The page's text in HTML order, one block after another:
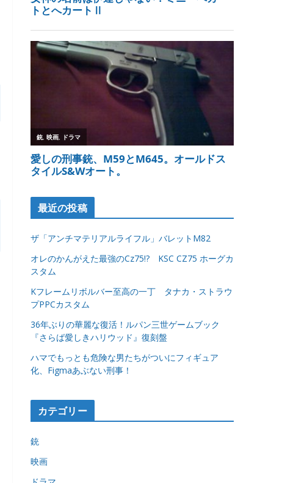
最近の投稿
ザ「アンチマテリアルライフル」バレットM82
オレのかんがえた最強のCz75!? KSC CZ75 ホーグカ
スタム
Kフレームリボルバー至高の一丁 タナカ・ストラウ
プPPCカスタム
36年ぶりの華麗な復活！ルパン三世ゲームブック
『さらば愛しきハリウッド』復刻盤
ハマでもっとも危険な男たちがついにフィギュア
化、Figmaあぶない刑事！
カテゴリー
銃
映画